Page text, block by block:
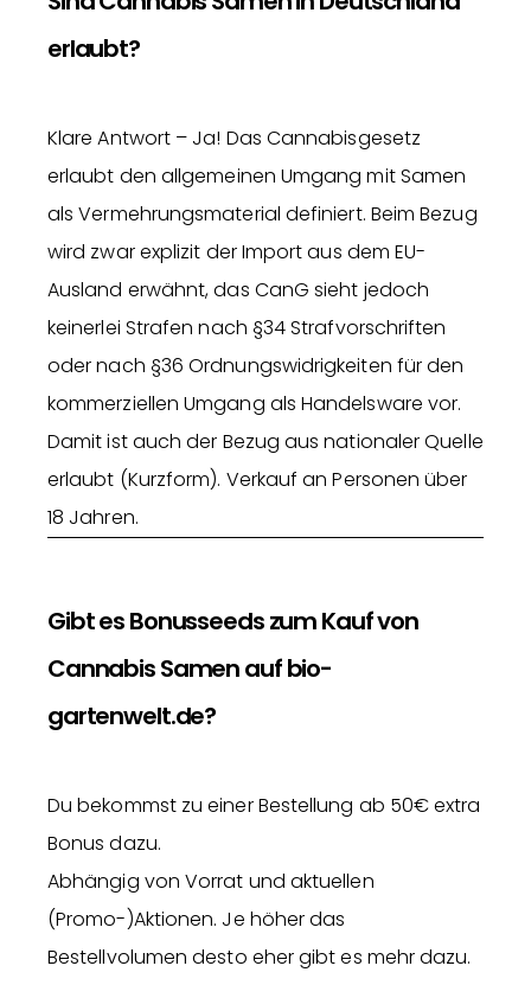
erlaubt?
Klare Antwort – Ja! Das Cannabisgesetz
erlaubt den allgemeinen Umgang mit Samen
als Vermehrungsmaterial definiert. Beim Bezug
wird zwar explizit der Import aus dem EU-
Ausland erwähnt, das CanG sieht jedoch
keinerlei Strafen nach §34 Strafvorschriften
oder nach §36 Ordnungswidrigkeiten für den
kommerziellen Umgang als Handelsware vor.
Damit ist auch der Bezug aus nationaler Quelle
erlaubt (Kurzform). Verkauf an Personen über
18 Jahren.
Gibt es Bonusseeds zum Kauf von
Cannabis Samen auf bio-
gartenwelt.de?
Du bekommst zu einer Bestellung ab 50€ extra
Bonus dazu.
Abhängig von Vorrat und aktuellen
(Promo-)Aktionen. Je höher das
Bestellvolumen desto eher gibt es mehr dazu.